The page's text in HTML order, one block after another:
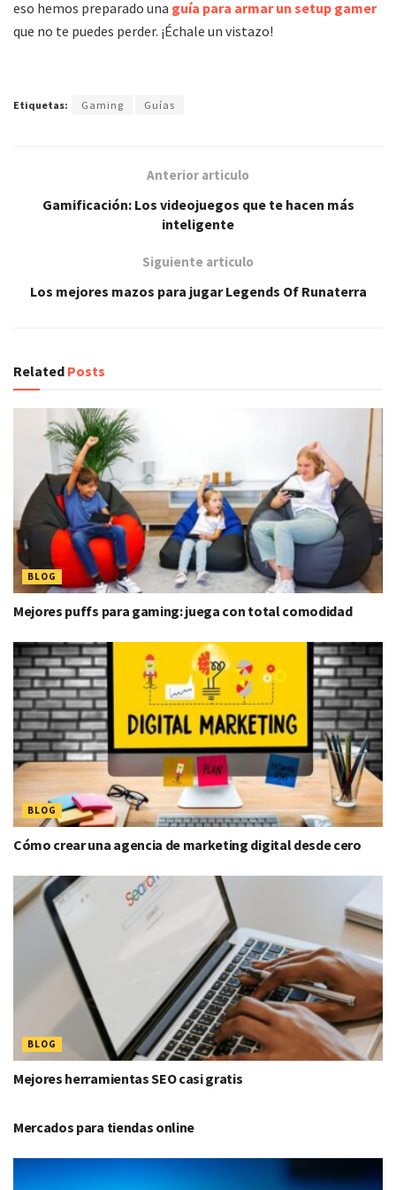
eso hemos preparado una guía para armar un setup gamer
que no te puedes perder. ¡Échale un vistazo!
Etiquetas: Gaming Guías
Anterior articulo
Gamificación: Los videojuegos que te hacen más
inteligente
Siguiente articulo
Los mejores mazos para jugar Legends Of Runaterra
Related Posts
BLOG
Mejores puffs para gaming: juega con total comodidad
BLOG
Cómo crear una agencia de marketing digital desde cero
BLOG
Mejores herramientas SEO casi gratis
Mercados para tiendas online